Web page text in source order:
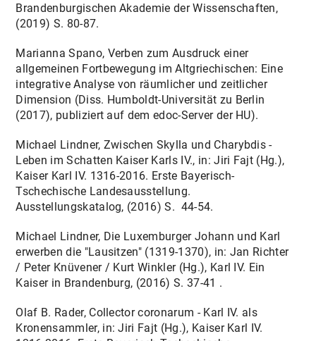
Brandenburgischen Akademie der Wissenschaften,
(2019) S. 80-87.
Marianna Spano, Verben zum Ausdruck einer
allgemeinen Fortbewegung im Altgriechischen: Eine
integrative Analyse von räumlicher und zeitlicher
Dimension (Diss. Humboldt-Universität zu Berlin
(2017), publiziert auf dem edoc-Server der HU).
Michael Lindner, Zwischen Skylla und Charybdis -
Leben im Schatten Kaiser Karls IV., in: Jiri Fajt (Hg.),
Kaiser Karl IV. 1316-2016. Erste Bayerisch-
Tschechische Landesausstellung.
Ausstellungskatalog, (2016) S. 44-54.
Michael Lindner, Die Luxemburger Johann und Karl
erwerben die "Lausitzen" (1319-1370), in: Jan Richter
/ Peter Knüvener / Kurt Winkler (Hg.), Karl IV. Ein
Kaiser in Brandenburg, (2016) S. 37-41 .
Olaf B. Rader, Collector coronarum - Karl IV. als
Kronensammler, in: Jiri Fajt (Hg.), Kaiser Karl IV.